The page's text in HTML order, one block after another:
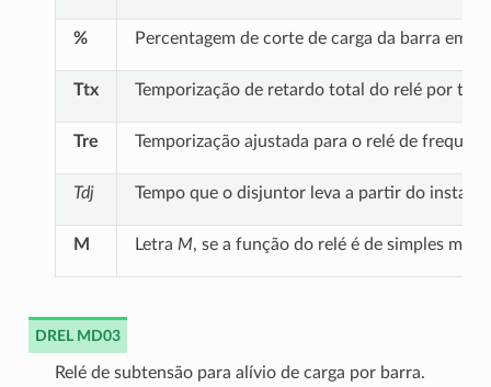
% Percentagem de corte de carga da barra em
Ttx Temporização de retardo total do relé por
Tre Temporização ajustada para o relé de
Tdj Tempo que o disjuntor leva a partir do
M Letra M, se a função do relé é de simples
DREL MD03
Relé de subtensão para alívio de carga por barra.